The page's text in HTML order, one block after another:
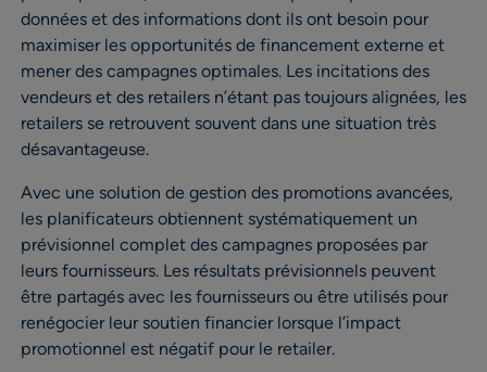
données et des informations dont ils ont besoin pour
maximiser les opportunités de financement externe et
mener des campagnes optimales. Les incitations des
vendeurs et des retailers n’étant pas toujours alignées, les
retailers se retrouvent souvent dans une situation très
désavantageuse.
Avec une solution de gestion des promotions avancées,
les planificateurs obtiennent systématiquement un
prévisionnel complet des campagnes proposées par
leurs fournisseurs. Les résultats prévisionnels peuvent
être partagés avec les fournisseurs ou être utilisés pour
renégocier leur soutien financier lorsque l’impact
promotionnel est négatif pour le retailer.